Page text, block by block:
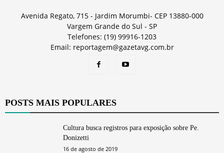
Avenida Regato, 715 - Jardim Morumbi- CEP 13880-000
Vargem Grande do Sul - SP
Telefones: (19) 99916-1203
Email: reportagem@gazetavg.com.br
POSTS MAIS POPULARES
Cultura busca registros para exposição sobre Pe.
Donizetti
16 de agosto de 2019